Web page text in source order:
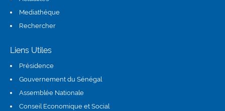
Mediathéque
Rechercher
Liens Utiles
Présidence
Gouvernement du Sénégal
Assemblée Nationale
Conseil Economique et Social(link is external)